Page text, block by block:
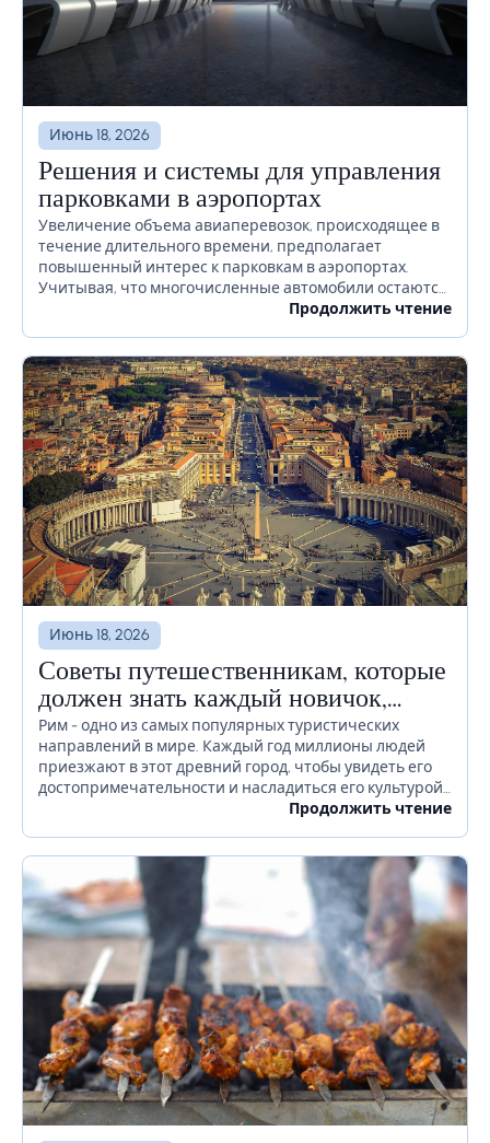
Июнь 18, 2026
Решения и системы для управления
парковками в аэропортах
Увеличение объема авиаперевозок, происходящее в
течение длительного времени, предполагает
повышенный интерес к парковкам в аэропортах.
Учитывая, что многочисленные автомобили остаются
на территории аэропорта в течение длительного
Продолжить чтение
Июнь 18, 2026
Советы путешественникам, которые
должен знать каждый новичок,
прежде чем отправиться в Рим
Рим - одно из самых популярных туристических
направлений в мире. Каждый год миллионы людей
приезжают в этот древний город, чтобы увидеть его
достопримечательности и насладиться его культурой.
Если вы планируете посетить Рим в ближайшее
Продолжить чтение